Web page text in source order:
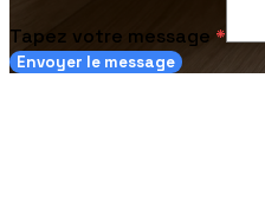
Tapez votre message *
Envoyer le message